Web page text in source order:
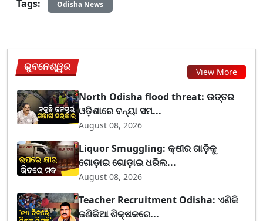
Tags:
Odisha News
ଭୁବନେଶ୍ୱର View More
North Odisha flood threat: ଉତ୍ତର
ଓଡ଼ିଶାରେ ବନ୍ୟା ସମ...
August 08, 2026
Liquor Smuggling: କ୍ଷୀର ଗାଡ଼ିକୁ
ଗୋଡ଼ାଇ ଗୋଡ଼ାଇ ଧରିଲ...
August 08, 2026
Teacher Recruitment Odisha: ଏଣିକି
ଜଣିକିଆ ଶିକ୍ଷକରେ...